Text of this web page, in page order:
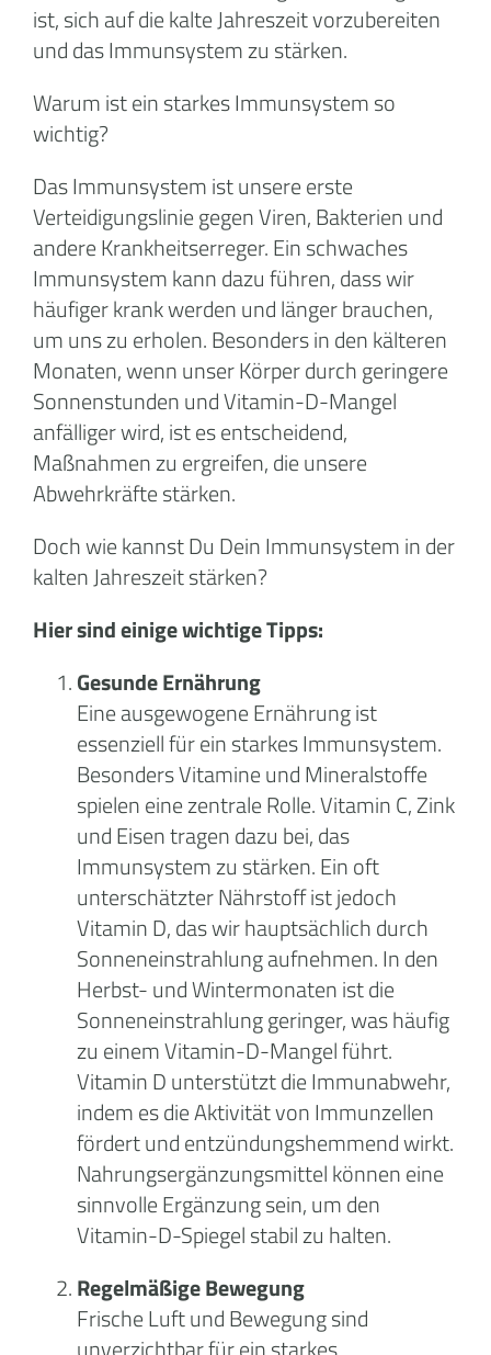
ist, sich auf die kalte Jahreszeit vorzubereiten
und das Immunsystem zu stärken.
Warum ist ein starkes Immunsystem so
wichtig?
Das Immunsystem ist unsere erste
Verteidigungslinie gegen Viren, Bakterien und
andere Krankheitserreger. Ein schwaches
Immunsystem kann dazu führen, dass wir
häufiger krank werden und länger brauchen,
um uns zu erholen. Besonders in den kälteren
Monaten, wenn unser Körper durch geringere
Sonnenstunden und Vitamin-D-Mangel
anfälliger wird, ist es entscheidend,
Maßnahmen zu ergreifen, die unsere
Abwehrkräfte stärken.
Doch wie kannst Du Dein Immunsystem in der
kalten Jahreszeit stärken?
Hier sind einige wichtige Tipps:
Gesunde Ernährung
Eine ausgewogene Ernährung ist
essenziell für ein starkes Immunsystem.
Besonders Vitamine und Mineralstoffe
spielen eine zentrale Rolle. Vitamin C, Zink
und Eisen tragen dazu bei, das
Immunsystem zu stärken. Ein oft
unterschätzter Nährstoff ist jedoch
Vitamin D, das wir hauptsächlich durch
Sonneneinstrahlung aufnehmen. In den
Herbst- und Wintermonaten ist die
Sonneneinstrahlung geringer, was häufig
zu einem Vitamin-D-Mangel führt.
Vitamin D unterstützt die Immunabwehr,
indem es die Aktivität von Immunzellen
fördert und entzündungshemmend wirkt.
Nahrungsergänzungsmittel können eine
sinnvolle Ergänzung sein, um den
Vitamin-D-Spiegel stabil zu halten.
Regelmäßige Bewegung
Frische Luft und Bewegung sind